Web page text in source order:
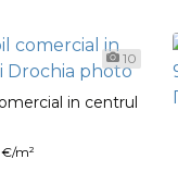
10
in centrul
€/m²